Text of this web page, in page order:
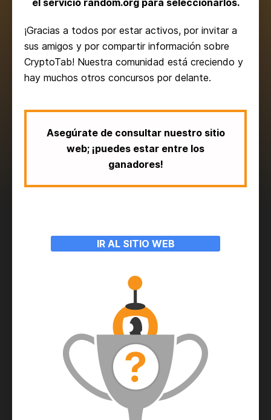
el servicio random.org para seleccionarlos.
¡Gracias a todos por estar activos, por invitar a
sus amigos y por compartir información sobre
CryptoTab! Nuestra comunidad está creciendo y
hay muchos otros concursos por delante.
Asegúrate de consultar nuestro sitio
web; ¡puedes estar entre los
ganadores!
IR AL SITIO WEB